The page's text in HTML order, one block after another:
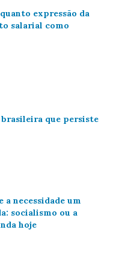
expressão da
salarial como
brasileira que persiste
necessidade um
socialismo ou a
hoje